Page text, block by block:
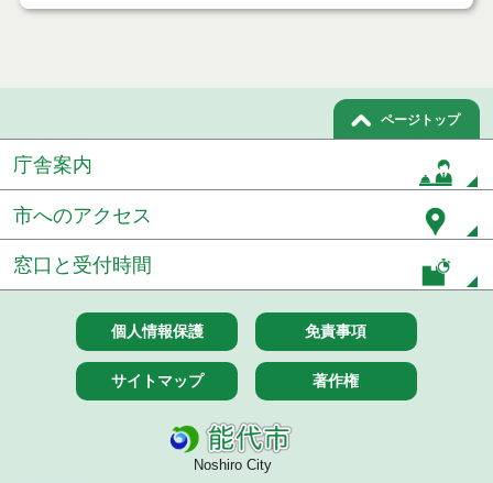
令和７年８月２９日執行 物品（応募型入札等）結
令和7年７月４日執行 物品（応募型入札等）結果
令和7年６月６日執行 物品（応募型入札等）結果
令和7年５月３０日執行 物品（応募型入札等）結果
令和７年４月２５日執行 物品（応募型入札等）結
果
令和7年４月１１日執行 物品（応募型入札等）結果
ページトップ
庁舎案内
市へのアクセス
窓口と受付時間
個人情報保護 免責事項
サイトマップ 著作権
Noshiro City